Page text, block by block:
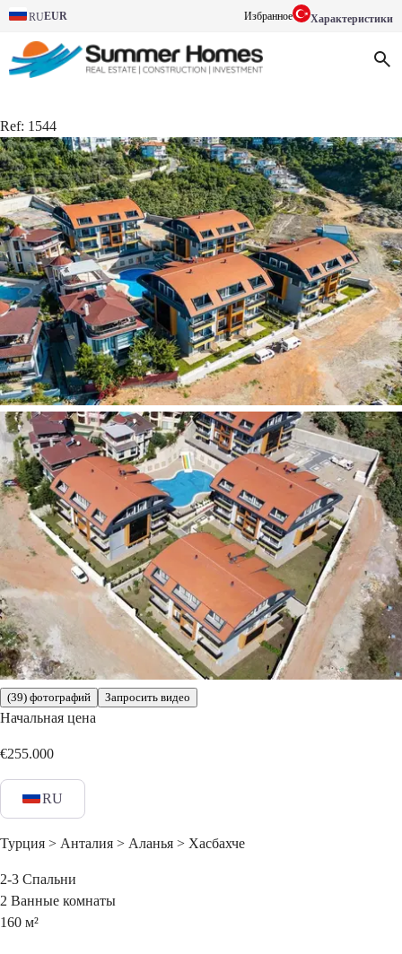
RUEUR Избранное Характеристики
Ref: 1544
(39) фотографий Запросить видео
Начальная цена
€255.000
RU
Турция > Анталия > Аланья > Хасбахче
2-3 Спальни
2 Ванные комнаты
160 м²